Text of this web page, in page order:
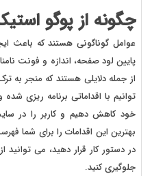
چگونه از پوگو
پایین لود صفحه، اندازه و فونت
از جمله دلایلی هستند که منجر
توانیم با اقداماتی برنامه ریزی
بهترین این اقدامات را برای شما
در دستور کار قرار دهید، می
جلوگیری کنید.